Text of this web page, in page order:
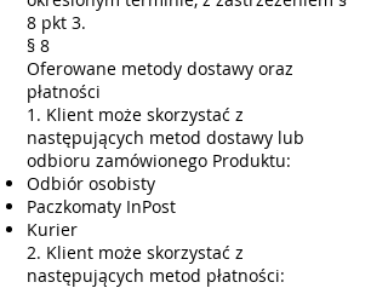
8 pkt 3.
§ 8
Oferowane metody dostawy oraz
płatności
1. Klient może skorzystać z
następujących metod dostawy lub
odbioru zamówionego Produktu:
Odbiór osobisty
Paczkomaty InPost
Kurier
2. Klient może skorzystać z
następujących metod płatności: